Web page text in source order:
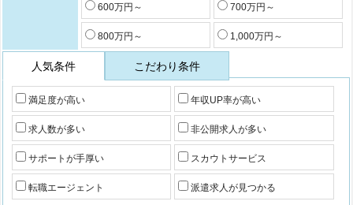
600万円～ 700万円～
800万円～ 1,000万円～
人気条件 こだわり条件
満足度が高い 年収UP率が高い
求人数が多い 非公開求人が多い
サポートが手厚い スカウトサービス
転職エージェント 派遣求人が見つかる